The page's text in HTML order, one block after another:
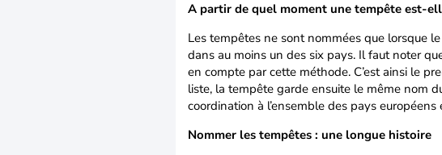
A partir de quel moment une tempête est-
Les tempêtes ne sont nommées que lorsque
dans au moins un des six pays. Il faut noter
en compte par cette méthode. C’est ainsi le
liste, la tempête garde ensuite le même nom
coordination à l’ensemble des pays européens
Nommer les tempêtes : une longue histoire